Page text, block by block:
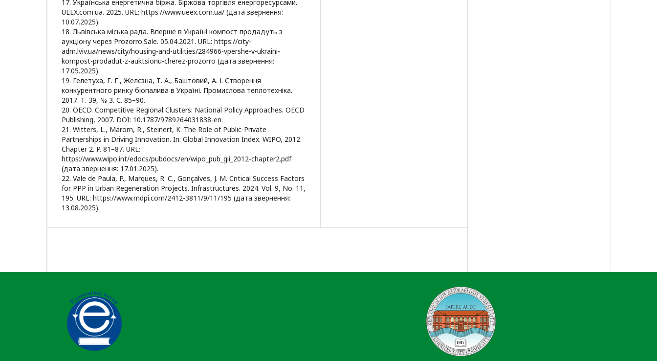
17. Українська енергетична біржа. Біржова торгівля енергоресурсами.
UEEX.com.ua. 2025. URL: https://www.ueex.com.ua/ (дата звернення:
10.07.2025).
18. Львівська міська рада. Вперше в Україні компост продадуть з
аукціону через Prozorro.Sale. 05.04.2021. URL: https://city-
adm.lviv.ua/news/city/housing-and-utilities/284966-vpershe-v-ukraini-
kompost-prodadut-z-auktsionu-cherez-prozorro (дата звернення:
17.05.2025).
19. Гелетуха, Г. Г., Желєзна, Т. А., Баштовий, А. І. Створення
конкурентного ринку біопалива в Україні. Промислова теплотехніка.
2017. Т. 39, № 3. С. 85–90.
20. OECD. Competitive Regional Clusters: National Policy Approaches. OECD
Publishing, 2007. DOI: 10.1787/9789264031838-en.
21. Witters, L., Marom, R., Steinert, K. The Role of Public-Private
Partnerships in Driving Innovation. In: Global Innovation Index. WIPO, 2012.
Chapter 2. P. 81–87. URL:
https://www.wipo.int/edocs/pubdocs/en/wipo_pub_gii_2012-chapter2.pdf
(дата звернення: 17.01.2025).
22. Vale de Paula, P., Marques, R. C., Gonçalves, J. M. Critical Success Factors
for PPP in Urban Regeneration Projects. Infrastructures. 2024. Vol. 9, No. 11,
195. URL: https://www.mdpi.com/2412-3811/9/11/195 (дата звернення:
13.08.2025).